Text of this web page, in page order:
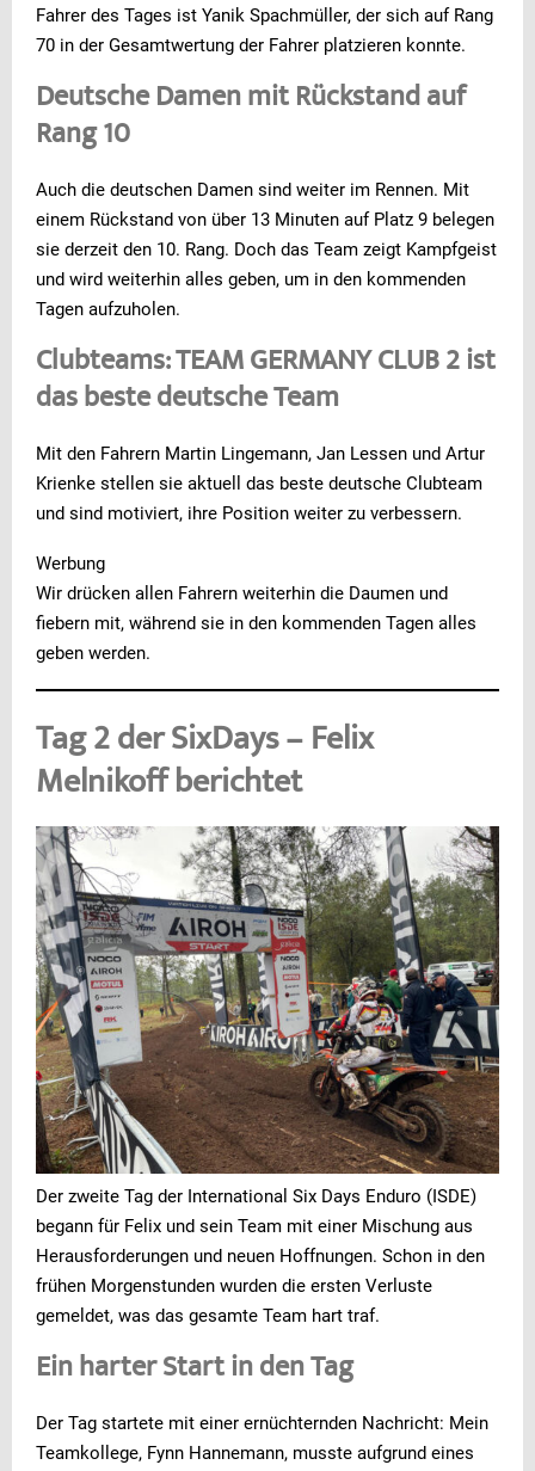
Fahrer des Tages ist Yanik Spachmüller, der sich auf Rang
70 in der Gesamtwertung der Fahrer platzieren konnte.
Deutsche Damen mit Rückstand auf
Rang 10
Auch die deutschen Damen sind weiter im Rennen. Mit
einem Rückstand von über 13 Minuten auf Platz 9 belegen
sie derzeit den 10. Rang. Doch das Team zeigt Kampfgeist
und wird weiterhin alles geben, um in den kommenden
Tagen aufzuholen.
Clubteams: TEAM GERMANY CLUB 2 ist
das beste deutsche Team
Mit den Fahrern Martin Lingemann, Jan Lessen und Artur
Krienke stellen sie aktuell das beste deutsche Clubteam
und sind motiviert, ihre Position weiter zu verbessern.
Werbung
Wir drücken allen Fahrern weiterhin die Daumen und
fiebern mit, während sie in den kommenden Tagen alles
geben werden.
Tag 2 der SixDays – Felix
Melnikoff berichtet
Der zweite Tag der International Six Days Enduro (ISDE)
begann für Felix und sein Team mit einer Mischung aus
Herausforderungen und neuen Hoffnungen. Schon in den
frühen Morgenstunden wurden die ersten Verluste
gemeldet, was das gesamte Team hart traf.
Ein harter Start in den Tag
Der Tag startete mit einer ernüchternden Nachricht: Mein
Teamkollege, Fynn Hannemann, musste aufgrund eines